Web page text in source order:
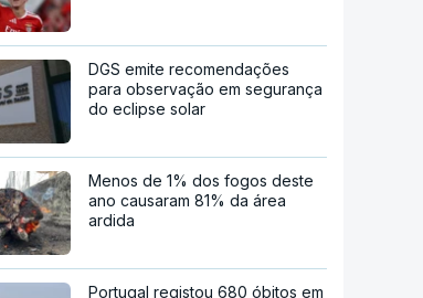
DGS emite recomendações
para observação em segurança
do eclipse solar
Menos de 1% dos fogos deste
ano causaram 81% da área
ardida
Portugal registou 680 óbitos em